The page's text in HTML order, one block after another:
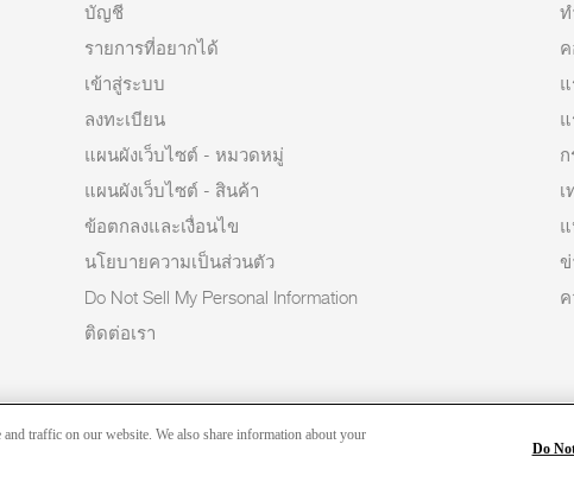
บัญชี
รายการที่อยากได้
เข้าสู่ระบบ
ลงทะเบียน
แผนผังเว็บไซต์ - หมวดหมู่
แผนผังเว็บไซต์ - สินค้า
ข้อตกลงและเงื่อนไข
นโยบายความเป็นส่วนตัว
Do Not Sell My Personal Information
ติดต่อเรา
ท
ข่
Copyright 2026 © Greenlam Industries Limited. All rights reserved.
traffic on our website. We also share information about your
Do